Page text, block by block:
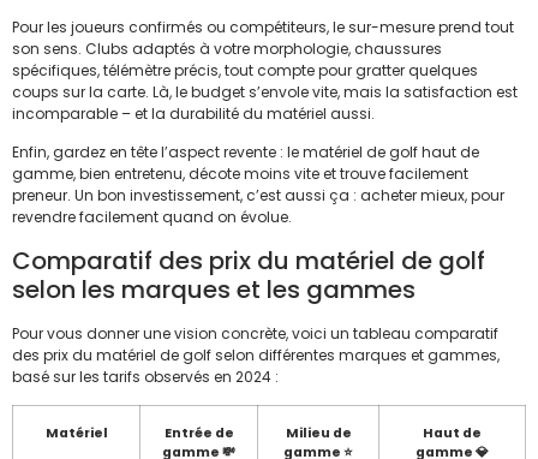
Pour les joueurs confirmés ou compétiteurs, le sur-mesure prend tout
son sens. Clubs adaptés à votre morphologie, chaussures
spécifiques, télémètre précis, tout compte pour gratter quelques
coups sur la carte. Là, le budget s’envole vite, mais la satisfaction est
incomparable – et la durabilité du matériel aussi.
Enfin, gardez en tête l’aspect revente : le matériel de golf haut de
gamme, bien entretenu, décote moins vite et trouve facilement
preneur. Un bon investissement, c’est aussi ça : acheter mieux, pour
revendre facilement quand on évolue.
Comparatif des prix du matériel de golf
selon les marques et les gammes
Pour vous donner une vision concrète, voici un tableau comparatif
des prix du matériel de golf selon différentes marques et gammes,
basé sur les tarifs observés en 2024 :
Matériel
Entrée de
gamme 💸
Milieu de
gamme ⭐
Haut de
gamme 💎